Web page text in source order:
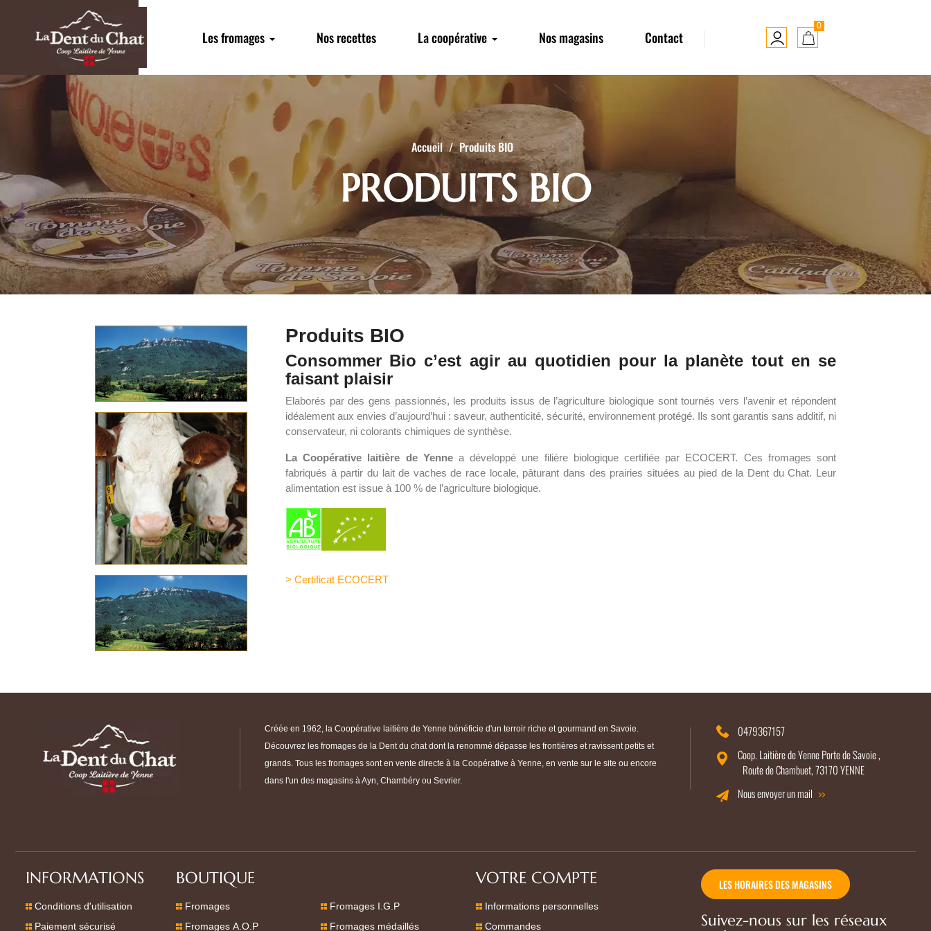
Les fromages Nos recettes La coopérative Nos magasins Contact
0
Accueil Produits BIO
PRODUITS BIO
Produits BIO
Consommer Bio c’est agir au quotidien pour la planète tout en se
faisant plaisir
Elaborés par des gens passionnés, les produits issus de l’agriculture biologique sont tournés vers l’avenir et répondent
idéalement aux envies d’aujourd’hui : saveur, authenticité, sécurité, environnement protégé. Ils sont garantis sans additif, ni
conservateur, ni colorants chimiques de synthèse.
La Coopérative laitière de Yennea développé une filière biologique certifiée par ECOCERT. Ces fromages sont
fabriqués à partir du lait de vaches de race locale, pâturant dans des prairies situées au pied de la Dent du Chat. Leur
alimentation est issue à 100 % de l’agriculture biologique.
> Certificat ECOCERT
Créée en 1962, la Coopérative laitière de Yenne bénéficie d'un terroir riche et gourmand en Savoie.
Découvrez les fromages de la Dent du chat dont la renommé dépasse les frontières et ravissent petits et
grands. Tous les fromages sont en vente directe à la Coopérative à Yenne, en vente sur le site ou encore
dans l'un des magasins à Ayn, Chambéry ou Sevrier.
0479367157
Coop. Laitière de Yenne Porte de Savoie ,
Route de Chambuet, 73170 YENNE
Nous envoyer un mail
INFORMATIONS
Conditions d'utilisation
Paiement sécurisé
BOUTIQUE
Fromages
Fromages A.O.P
Fromages I.G.P
Fromages médaillés
VOTRE COMPTE
Informations personnelles
Commandes
LES HORAIRES DES MAGASINS
Suivez-nous sur les réseaux